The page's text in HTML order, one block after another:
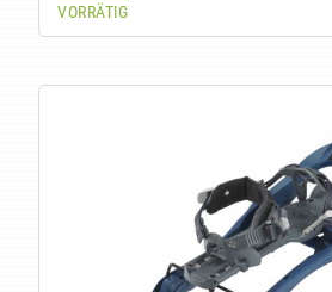
VORRÄTIG